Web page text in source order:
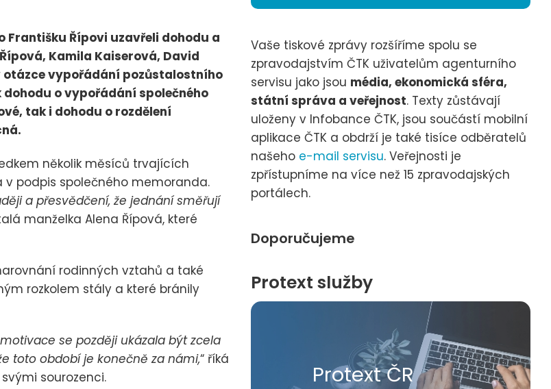
Františku Řípovi uzavřeli dohodu a
Kamila Kaiserová, David
otázce vypořádání pozůstalostního
o vypořádání společného
tak i dohodu o rozdělení
několik měsíců trvajících
podpis společného memoranda.
a přesvědčení, že jednání směřují
manželka Alena Řípová, které
rodinných vztahů a také
rozkolem stály a které bránily
se později ukázala být zcela
toto období je konečně za námi,“ říká
sourozenci.
Vaše tiskové zprávy rozšíříme spolu se
zpravodajstvím ČTK uživatelům agenturního
servisu jako jsou média, ekonomická sféra,
státní správa a veřejnost. Texty zůstávají
uloženy v Infobance ČTK, jsou součástí mobilní
aplikace ČTK a obdrží je také tisíce odběratelů
našeho e-mail servisu. Veřejnosti je
zpřístupníme na více než 15 zpravodajských
portálech.
Doporučujeme
Protext služby
Protext ČR